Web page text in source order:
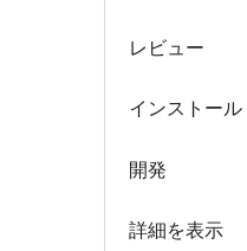
レビュー
インストール
開発
詳細を表示